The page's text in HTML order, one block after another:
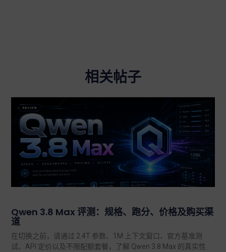
相关帖子
Qwen 3.8 Max 评测：规格、跑分、价格及购买渠
道
在切换之前，请通过 2.4T 参数、1M 上下文窗口、官方基准测
试、API 定价以及不限配额套餐，了解 Qwen 3.8 Max 的真实性